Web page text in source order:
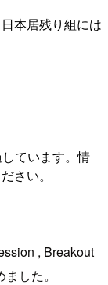
本居残り組には
ています。情
さい。
, Breakout
した。